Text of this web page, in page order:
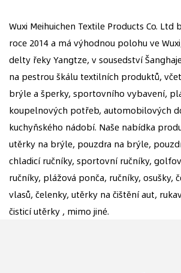
Wuxi Meihuichen Textile Products Co. Ltd
roce 2014 a má výhodnou polohu ve
delty řeky Yangtze, v sousedství
na pestrou škálu textilních produktů,
brýle a šperky, sportovního vybavení,
koupelnových potřeb, automobilových
kuchyňského nádobí. Naše nabídka
utěrky na brýle, pouzdra na brýle,
chladicí ručníky, sportovní ručníky,
ručníky, plážová ponča, ručníky, osušky,
vlasů, čelenky, utěrky na čištění aut,
čisticí utěrky , mimo jiné.